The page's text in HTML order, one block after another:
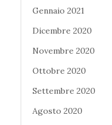
Gennaio 2021
Dicembre 2020
Novembre 2020
Ottobre 2020
Settembre 2020
Agosto 2020